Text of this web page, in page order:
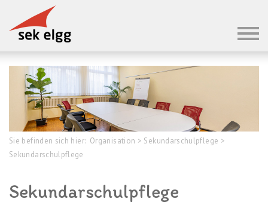
Sie befinden sich hier: Organisation > Sekundarschulpflege >
Sekundarschulpflege
Sekundarschulpflege